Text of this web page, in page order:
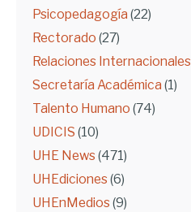
Psicopedagogía (22)
Rectorado (27)
Relaciones Internacionales
Secretaría Académica (1)
Talento Humano (74)
UDICIS (10)
UHE News (471)
UHEdiciones (6)
UHEnMedios (9)